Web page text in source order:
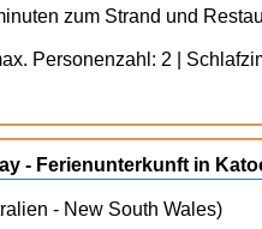
zum Strand und
Personenzahl: 2 |
- Ferienunterkunft in
- New South Wales)